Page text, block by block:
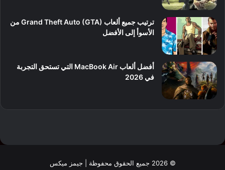
ترتيب جميع ألعاب Grand Theft Auto (GTA) من
الأسوأ إلى الأفضل
أفضل ألعاب MacBook Air التي تستحق التجربة
في 2026
© 2026 جميع الحقوق محفوظة | جيمز ميكس